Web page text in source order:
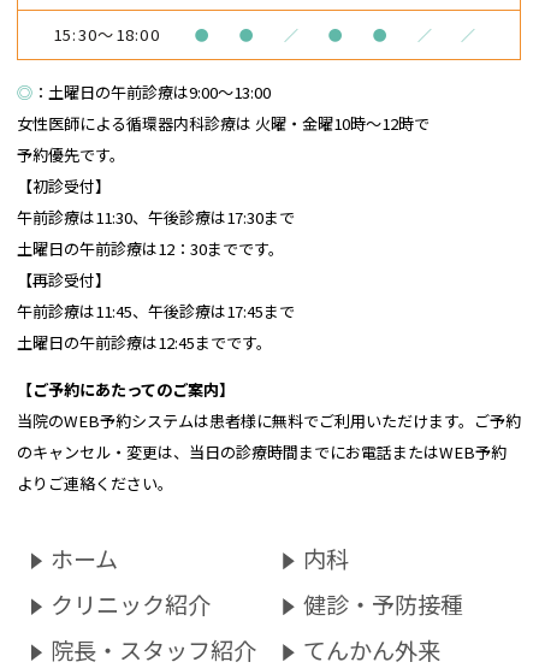
15:30～18:00 ● ● ／ ● ● ／ ／
◎ ：土曜日の午前診療は9:00～13:00
女性医師による循環器内科診療は 火曜・金曜10時～12時で
予約優先です。
【初診受付】
午前診療は11:30、午後診療は17:30まで
土曜日の午前診療は12：30までです。
【再診受付】
午前診療は11:45、午後診療は17:45まで
土曜日の午前診療は12:45までです。
【ご予約にあたってのご案内】
当院のWEB予約システムは患者様に無料でご利用いただけます。ご予約
のキャンセル・変更は、当日の診療時間までにお電話またはWEB予約
よりご連絡ください。
ホーム
クリニック紹介
院長・スタッフ紹介
内科
健診・予防接種
てんかん外来